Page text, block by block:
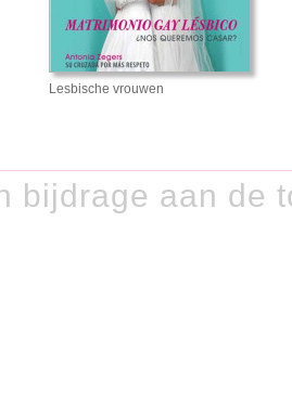
Lesbische vrouwen
aan de